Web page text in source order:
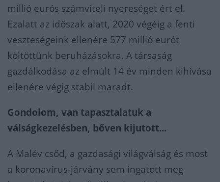
millió eurós számviteli nyereséget ért el.
Ezalatt az időszak alatt, 2020 végéig a fenti
veszteségeink ellenére 577 millió eurót
költöttünk beruházásokra. A társaság
gazdálkodása az elmúlt 14 év minden kihívása
ellenére végig stabil maradt.
Gondolom, van tapasztalatuk a
válságkezelésben, bőven kijutott...
A Malév csőd, a gazdasági világválság és most
a koronavírus-járvány sem ingatott meg